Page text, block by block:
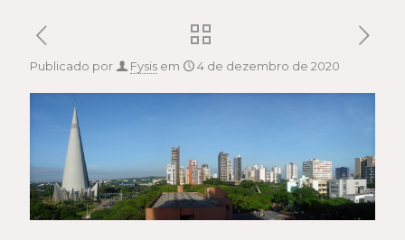
Publicado por Fysis em 4 de dezembro de 2020